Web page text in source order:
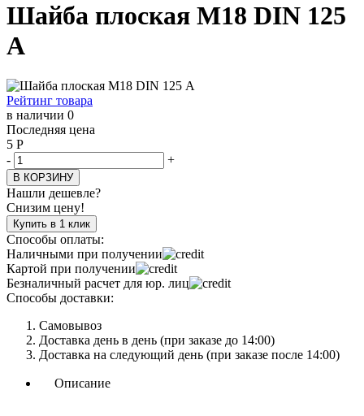
Шайба плоская М18 DIN 125
А
Рейтинг товара
в наличии 0
Последняя цена
5 Р
-
+
В КОРЗИНУ
Нашли дешевле?
Снизим цену!
Купить в 1 клик
Способы оплаты:
Наличными при получении
Картой при получении
Безналичный расчет для юр. лиц
Способы доставки:
Самовывоз
Доставка день в день (при заказе до 14:00)
Доставка на следующий день (при заказе после 14:00)
Описание